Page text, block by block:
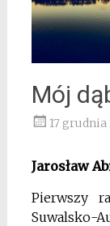
Mój
17
Jarosław
Pierwszy
Suwalsko-